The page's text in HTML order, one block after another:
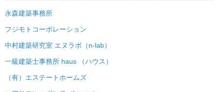
永森建築事務所
フジモトコーポレーション
中村建築研究室 エヌラボ（n-lab）
一級建築士事務所 haus （ハウス）
（有）エステートホームズ